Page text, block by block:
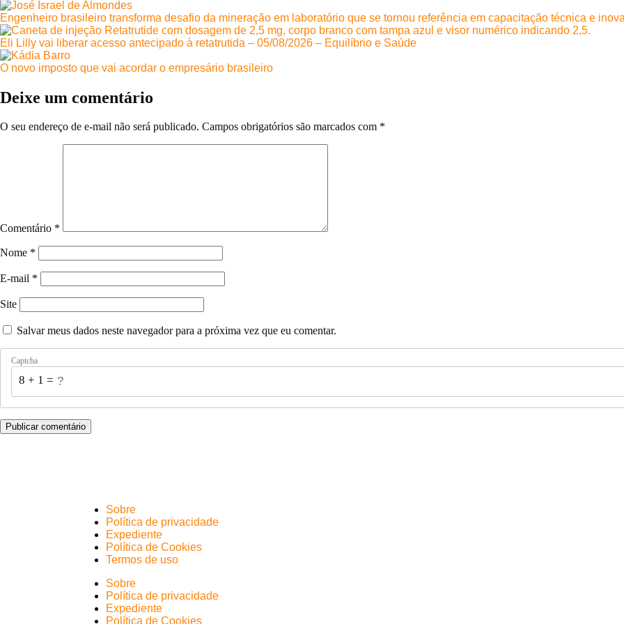
Engenheiro brasileiro transforma desafio da mineração em laboratório que se tornou referência em capacitação técnica e
Eli Lilly vai liberar acesso antecipado à retatrutida – 05/08/2026 – Equilíbrio e Saúde
O novo imposto que vai acordar o empresário brasileiro
Deixe um comentário
O seu endereço de e-mail não será publicado. Campos obrigatórios são marcados com *
Comentário *
Nome *
E-mail *
Site
Salvar meus dados neste navegador para a próxima vez que eu comentar.
Captcha
8 + 1 = ?
Sobre
Política de privacidade
Expediente
Política de Cookies
Termos de uso
Sobre
Política de privacidade
Expediente
Política de Cookies